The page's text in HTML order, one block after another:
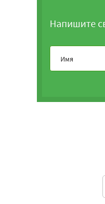
Напишите